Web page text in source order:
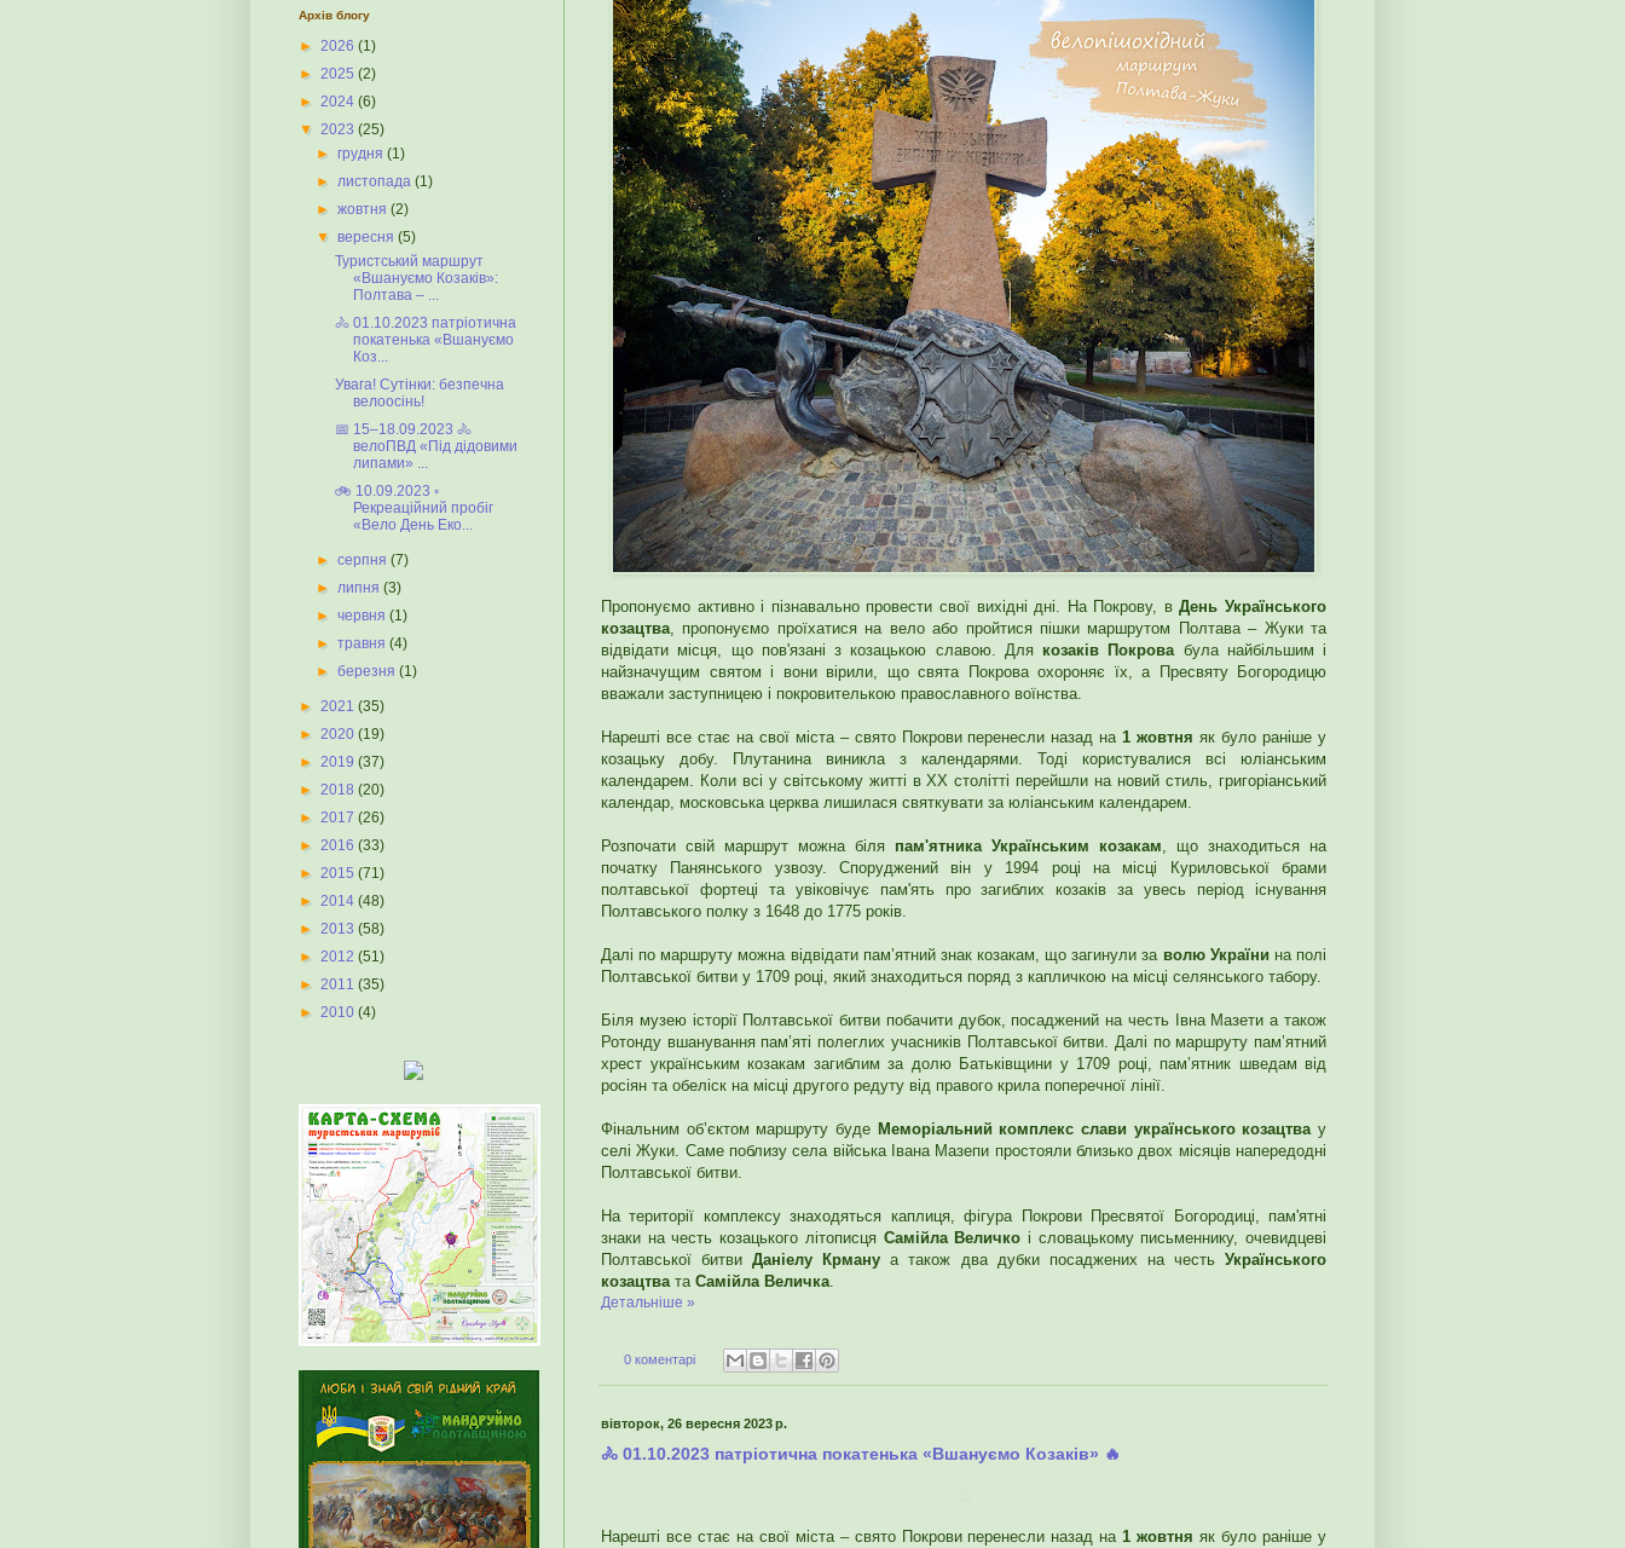
Пропонуємо активно і пізнавально провести свої вихідні дні. На Покрову, вДень Українського
козацтва, пропонуємо проїхатися на вело або пройтися пішки маршрутом Полтава – Жуки та
відвідати місця, що пов'язані з козацькою славою. Для козаків Покровабула найбільшим і
найзначущим святом і вони вірили, що свята Покрова охороняє їх, а Пресвяту Богородицю
вважали заступницею і покровителькою православного воїнства.
Нарешті все стає на свої міста – свято Покрови перенесли назад на1 жовтня як було раніше у
козацьку добу. Плутанина виникла з календарями. Тоді користувалися всі юліанським
календарем. Коли всі у світському житті в XX столітті перейшли на новий стиль, григоріанський
календар, московська церква лишилася святкувати за юліанським календарем.
Розпочати свій маршрут можна біля пам'ятника Українським козакам, що знаходиться на
початку Панянського узвозу. Споруджений він у 1994 році на місці Куриловської брами
полтавської фортеці та увіковічує пам'ять про загиблих козаків за увесь період існування
Полтавського полку з 1648 до 1775 років.
Далі по маршруту можна відвідати пам’ятний знак козакам, що загинули за волю України на полі
Полтавської битви у 1709 році, який знаходиться поряд з капличкою на місці селянського табору.
Біля музею історії Полтавської битви побачити дубок, посаджений на честь Івна Мазети а також
Ротонду вшанування пам’яті полеглих учасників Полтавської битви. Далі по маршруту пам’ятний
хрест українським козакам загиблим за долю Батьківщини у 1709 році, пам’ятник шведам від
росіян та обеліск на місці другого редуту від правого крила поперечної лінії.
Фінальним об’єктом маршруту буде Меморіальний комплекс слави українського козацтвау
селі Жуки. Саме поблизу села війська Івана Мазепи простояли близько двох місяців напередодні
Полтавської битви.
На території комплексу знаходяться каплиця, фігура Покрови Пресвятої Богородиці, пам'ятні
знаки на честь козацького літописця Самійла Величко і словацькому письменнику, очевидцеві
Полтавської битвиДаніелу Крману а також два дубки посаджених на честьУкраїнського
козацтвата Самійла Величка.
Детальніше »
0 коментарі
вівторок, 26 вересня 2023 р.
🚴 01.10.2023 патріотична покатенька «Вшануємо Козаків» 🔥
Нарешті все стає на свої міста – свято Покрови перенесли назад на1 жовтня як було раніше у
Архів блогу
► 2026 (1)
► 2025 (2)
► 2024 (6)
▼ 2023 (25)
►грудня(1)
►листопада(1)
►жовтня(2)
▼вересня(5)
Туристський маршрут
«Вшануємо Козаків»:
Полтава – ...
🚴 01.10.2023 патріотична
покатенька «Вшануємо
Коз...
Увага! Cутінки: безпечна
велоосінь!
📅 15–18.09.2023 🚴
велоПВД «Під дідовими
липами» ...
🚲 10.09.2023 ◦
Рекреаційний пробіг
«Вело День Еко...
►серпня(7)
►липня(3)
►червня(1)
►травня(4)
►березня(1)
► 2021 (35)
► 2020 (19)
► 2019 (37)
► 2018 (20)
► 2017 (26)
► 2016 (33)
► 2015 (71)
► 2014 (48)
► 2013 (58)
► 2012 (51)
► 2011 (35)
► 2010 (4)